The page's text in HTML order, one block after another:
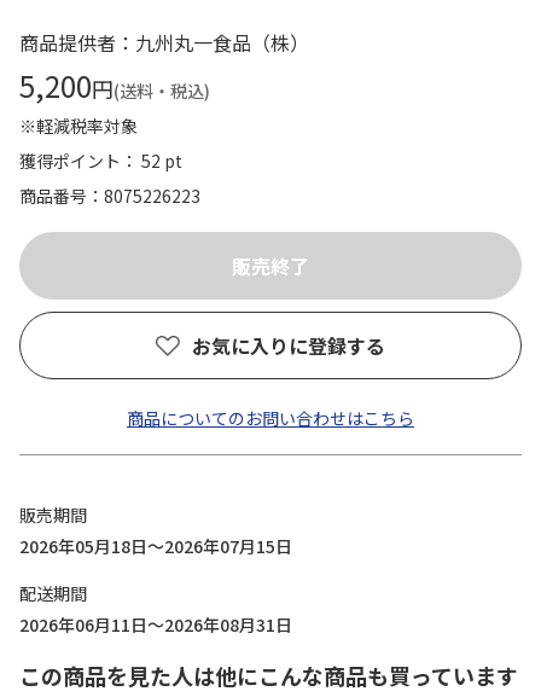
商品提供者：九州丸一食品（株）
5,200円(送料・税込)
※軽減税率対象
獲得ポイント： 52 pt
商品番号
8075226223
お気に入りに登録する
商品についてのお問い合わせはこちら
販売期間
2026年05月18日～2026年07月15日
配送期間
2026年06月11日～2026年08月31日
この商品を見た人は他にこんな商品も買っています